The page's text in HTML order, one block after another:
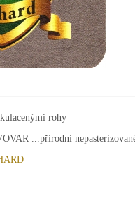
rohy
...přírodní